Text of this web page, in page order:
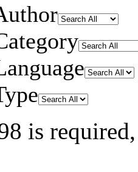
is required